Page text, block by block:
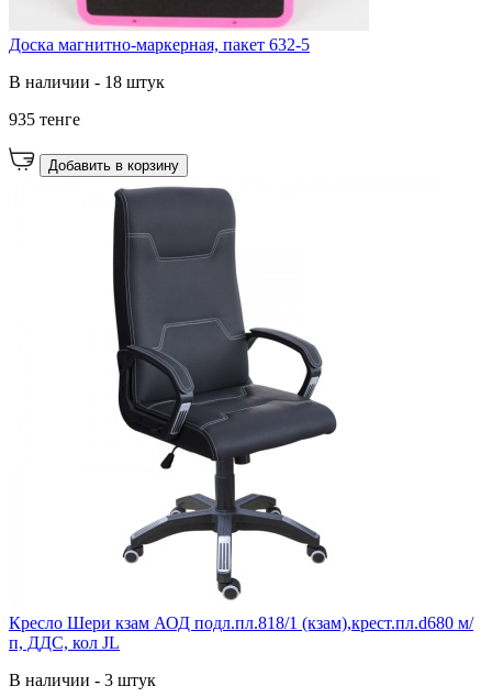
Доска магнитно-маркерная, пакет 632-5
В наличии - 18 штук
935 тенге
Добавить в корзину
Кресло Шери кзам АОД подл.пл.818/1 (кзам),крест.пл.d680 м/
п, ДДС, кол JL
В наличии - 3 штук